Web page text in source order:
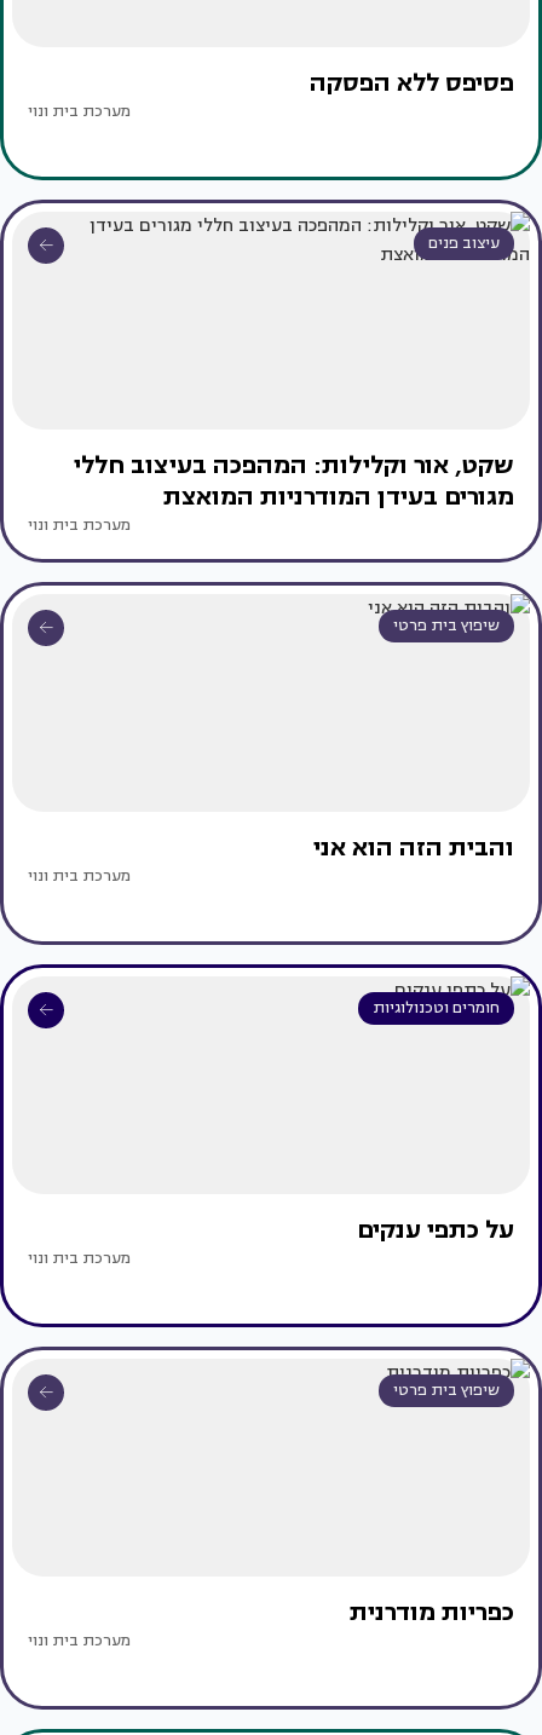
פסיפס ללא הפסקה
מערכת בית ונוי
עיצוב פנים
שקט, אור וקלילות: המהפכה בעיצוב חללי
מגורים בעידן המודרניות המואצת
מערכת בית ונוי
שיפוץ בית פרטי
והבית הזה הוא אני
מערכת בית ונוי
חומרים וטכנולוגיות
על כתפי ענקים
מערכת בית ונוי
שיפוץ בית פרטי
כפריות מודרנית
מערכת בית ונוי